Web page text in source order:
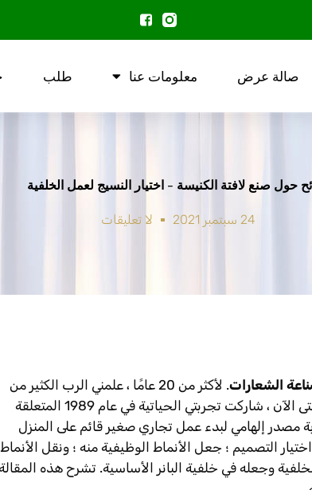
صالة عرض معلومات عنا طلب
حول صنع لافتة الكنيسة - اختيار النسيج لعمل الخلفية
24 سبتمبر 2021 لا تعليقات
الشعارات
. لأكثر من 20 عامًا ، علمني الرب الكثير من
الأشياء التي طبقتها على فن صناعة لافتات القماش. حتى الآن ، شاركت تجربتي الحياتية في عام 1989 المتعلقة
مصدر إلهامي لبدء عمل تجاري صغير قائم على المنزل
التصميم ؛ جعل الأنماط الوظيفية منه ؛ ونقل الأنماط
وجعله في خلفية البانر الأساسية. تشرح هذه